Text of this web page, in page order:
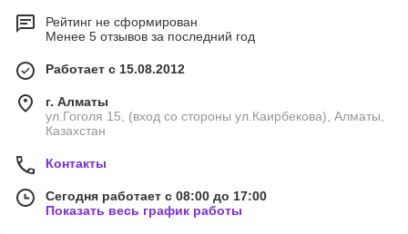
Рейтинг не сформирован
Менее 5 отзывов за последний год
Работает с 15.08.2012
г. Алматы
ул.Гоголя 15, (вход со стороны ул.Каирбекова), Алматы,
Казахстан
Контакты
Сегодня работает с 08:00 до 17:00
Показать весь график работы